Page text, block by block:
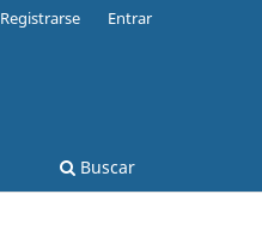
Buscar
Registrarse Entrar